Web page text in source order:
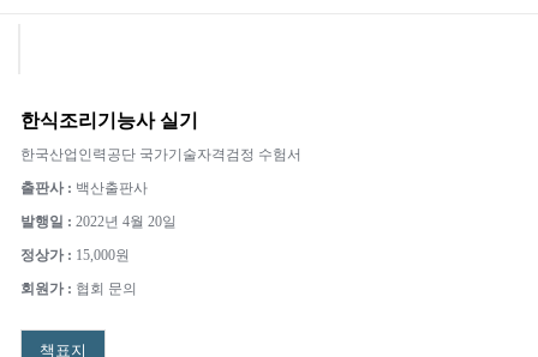
한식조리기능사 실기
한국산업인력공단 국가기술자격검정 수험서
출판사 : 백산출판사
발행일 :2022년 4월 20일
정상가 : 15,000원
회원가 : 협회 문의
책표지